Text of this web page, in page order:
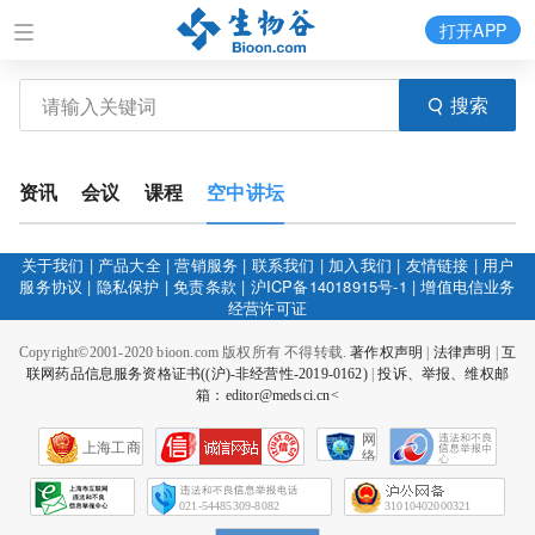
搜索
打开APP
资讯 会议 课程 空中讲坛
关于我们 | 产品大全|营销服务 | 联系我们 | 加入我们 | 友情链接 | 用户
服务协议 | 隐私保护 |免责条款 | 沪ICP备14018915号-1 |增值电信业务
经营许可证
Copyright©2001-2020 bioon.com 版权所有 不得转载.著作权声明 法律声明
互
联网药品信息服务资格证书((沪)-非经营性-2019-0162)|投诉、举报、维权邮
箱：editor@medsci.cn<
上海工商
网
络
会
征
021-54485309-8082 31010402000321